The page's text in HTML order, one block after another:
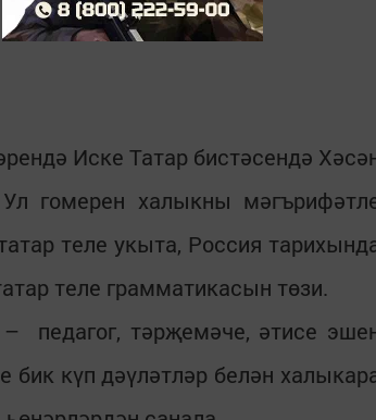
Иске Татар бистәсендә
гомерен халыкны
теле укыта, Россия
теле грамматикасын төзи.
педагог, тәрҗемәче, әтисе
бик күп дәүләтләр белән